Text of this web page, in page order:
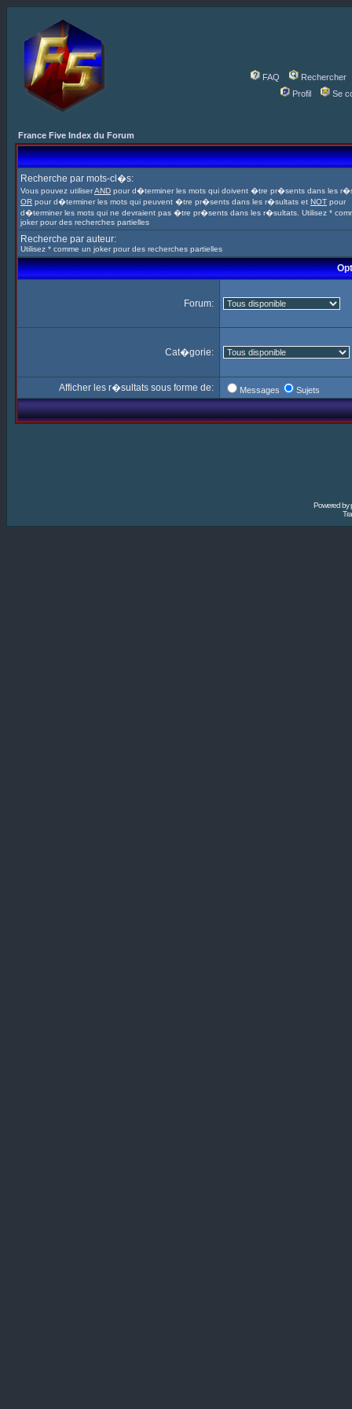
FAQ
Rechercher
Profil
Se
France Five Index du Forum
Recherche par mots-cl�s:
Vous pouvez utiliserAND pour d�terminer les mots qui doivent �tre pr�sents dans les
OR pour d�terminer les mots qui peuvent �tre pr�sents dans les r�sultats et NOT pour
d�terminer les mots qui ne devraient pas �tre pr�sents dans les r�sultats. Utilisez *
joker pour des recherches partielles
Recherche par auteur:
Utilisez * comme un joker pour des recherches partielles
Forum:
Cat�gorie:
Afficher les r�sultats sous forme de: Messages Sujets
Powered by